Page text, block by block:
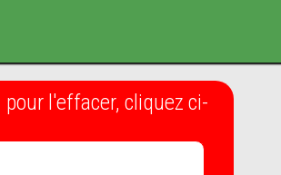
l'effacer, cliquez ci-